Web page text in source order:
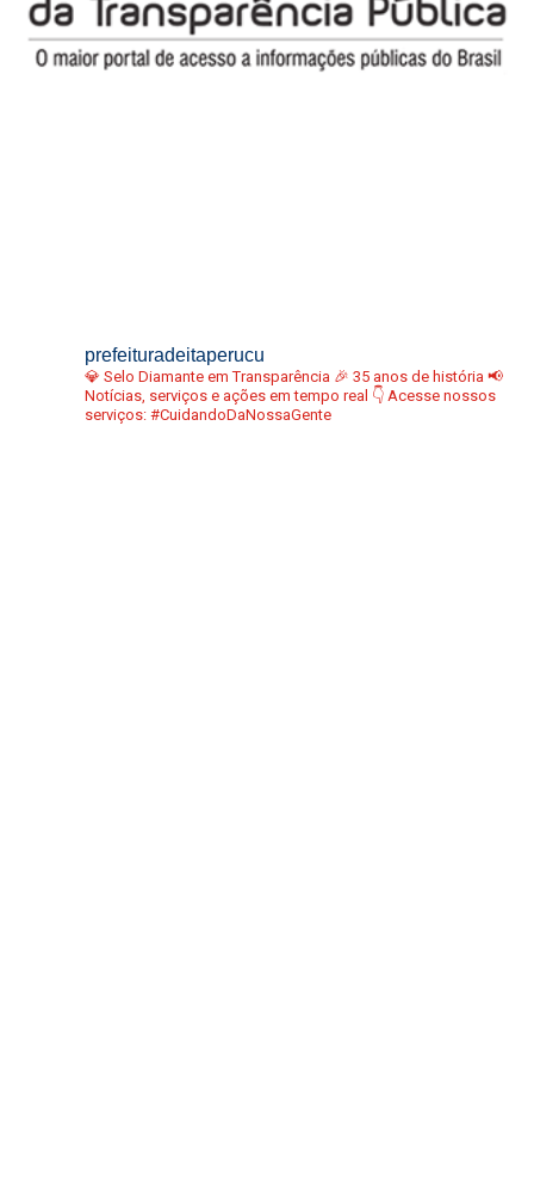
prefeituradeitaperucu
💎 Selo Diamante em Transparência 🎉 35 anos de história 📢
Notícias, serviços e ações em tempo real 👇 Acesse nossos
serviços: #CuidandoDaNossaGente